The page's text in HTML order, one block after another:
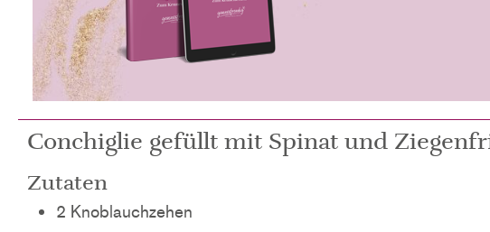
Conchiglie gefüllt mit Spinat und
Zutaten
2 Knoblauchzehen